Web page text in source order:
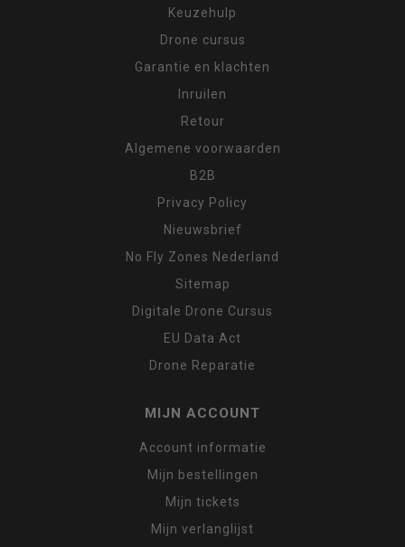
Keuzehulp
Drone cursus
Garantie en klachten
Inruilen
Retour
Algemene voorwaarden
B2B
Privacy Policy
Nieuwsbrief
No Fly Zones Nederland
Sitemap
Digitale Drone Cursus
EU Data Act
Drone Reparatie
MIJN ACCOUNT
Account informatie
Mijn bestellingen
Mijn tickets
Mijn verlanglijst